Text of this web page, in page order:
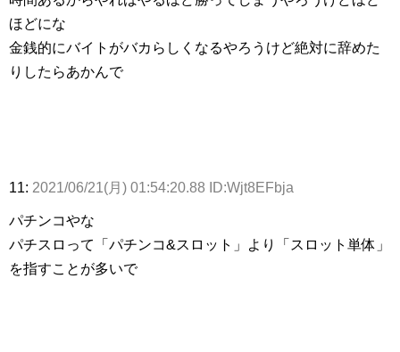
ほどにな
金銭的にバイトがバカらしくなるやろうけど絶対に辞めた
りしたらあかんで
11: 2021/06/21(月) 01:54:20.88 ID:Wjt8EFbja
パチンコやな
パチスロって「パチンコ&スロット」より「スロット単体」
を指すことが多いで